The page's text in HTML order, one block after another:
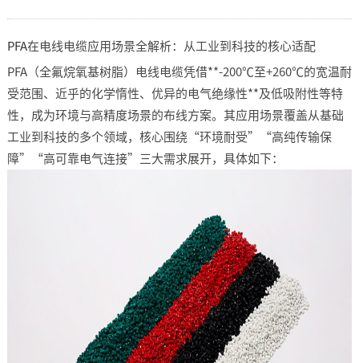
PFA在电线电缆应用场景全解析：从工业到科技的核心适配​
PFA（全氟烷氧基树脂）电线电缆凭借**-200℃至+260℃的宽温耐
受范围、近乎的化学惰性、优异的电气绝缘性**及低吸附性等特
性，成为环境与高精度场景的布线方案。其应用场景覆盖从基础
工业到科技的多个领域，核心围绕“环境耐受”“高纯传输保
障”“高可靠电气连接”三大需求展开，具体如下：​